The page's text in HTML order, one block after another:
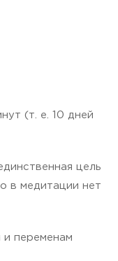
(т. е. 10 дней
цель
в медитации нет
и переменам